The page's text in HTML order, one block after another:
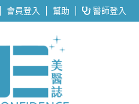
會員登入 幫助 醫師登入